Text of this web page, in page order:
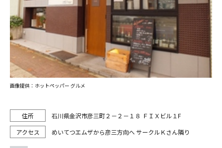
石川県金沢市彦三町２－２－１８ ＦＩＸビル１F
めいてつエムザから彦三方向へ サークルＫさん隣り
画像提供：ホットペッパー グルメ